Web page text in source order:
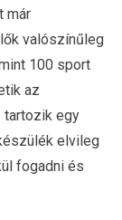
már
valószínűleg
100 sport
az
egy
elvileg
fogadni és